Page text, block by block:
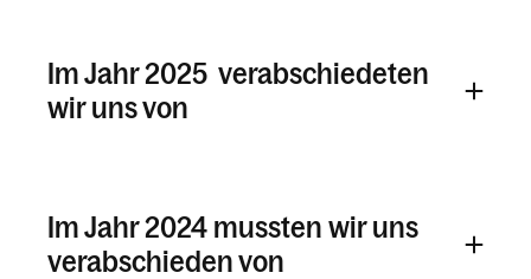
Im Jahr 2025 verabschiedeten
wir uns von
Im Jahr 2024 mussten wir uns
verabschieden von